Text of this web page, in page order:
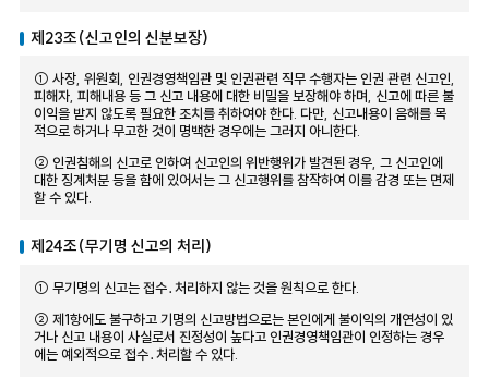
제23조(신고인의 신분보장)
① 사장, 위원회, 인권경영책임관 및 인권관련 직무 수행자는 인권 관련 신고인,
피해자, 피해내용 등 그 신고 내용에 대한 비밀을 보장해야 하며, 신고에 따른 불
이익을 받지 않도록 필요한 조치를 취하여야 한다. 다만, 신고내용이 음해를 목
적으로 하거나 무고한 것이 명백한 경우에는 그러지 아니한다.
② 인권침해의 신고로 인하여 신고인의 위반행위가 발견된 경우, 그 신고인에
대한 징계처분 등을 함에 있어서는 그 신고행위를 참작하여 이를 감경 또는 면제
할 수 있다.
제24조(무기명 신고의 처리)
① 무기명의 신고는 접수․처리하지 않는 것을 원칙으로 한다.
② 제1항에도 불구하고 기명의 신고방법으로는 본인에게 불이익의 개연성이 있
거나 신고 내용이 사실로서 진정성이 높다고 인권경영책임관이 인정하는 경우
에는 예외적으로 접수․처리할 수 있다.